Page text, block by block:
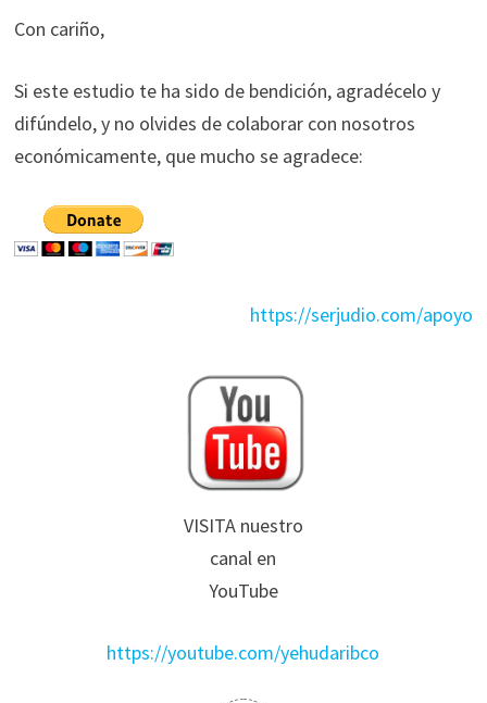
Con cariño,
Si este estudio te ha sido de bendición, agradécelo y
difúndelo, y no olvides de colaborar con nosotros
económicamente, que mucho se agradece:
https://serjudio.com/apoyo
VISITA nuestro
canal en
YouTube
https://youtube.com/yehudaribco